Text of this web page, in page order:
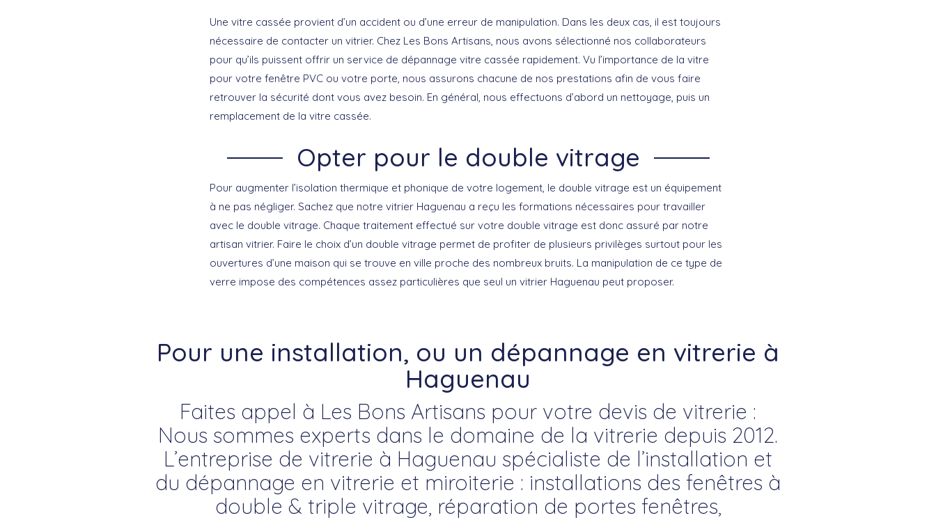
Une vitre cassée provient d’un accident ou d’une erreur de manipulation. Dans les deux cas, il est toujours
nécessaire de contacter un vitrier. Chez Les Bons Artisans, nous avons sélectionné nos collaborateurs
pour qu’ils puissent offrir un service de dépannage vitre cassée rapidement. Vu l’importance de la vitre
pour votre fenêtre PVC ou votre porte, nous assurons chacune de nos prestations afin de vous faire
retrouver la sécurité dont vous avez besoin. En général, nous effectuons d’abord un nettoyage, puis un
remplacement de la vitre cassée.
Opter pour le double vitrage
Pour augmenter l’isolation thermique et phonique de votre logement, le double vitrage est un équipement
à ne pas négliger. Sachez que notre vitrier Haguenau a reçu les formations nécessaires pour travailler
avec le double vitrage. Chaque traitement effectué sur votre double vitrage est donc assuré par notre
artisan vitrier. Faire le choix d’un double vitrage permet de profiter de plusieurs privilèges surtout pour les
ouvertures d’une maison qui se trouve en ville proche des nombreux bruits. La manipulation de ce type de
verre impose des compétences assez particulières que seul un vitrier Haguenau peut proposer.
Pour une installation, ou un dépannage en vitrerie à
Haguenau
Faites appel à Les Bons Artisans pour votre devis de vitrerie :
Nous sommes experts dans le domaine de la vitrerie depuis 2012.
L’entreprise de vitrerie à Haguenau spécialiste de l’installation et
du dépannage en vitrerie et miroiterie : installations des fenêtres à
double & triple vitrage, réparation de portes fenêtres,